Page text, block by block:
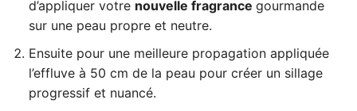
d’appliquer votre nouvelle fragrance gourmande
sur une peau propre et neutre.
Ensuite pour une meilleure propagation appliquée
l’effluve à 50 cm de la peau pour créer un sillage
progressif et nuancé.